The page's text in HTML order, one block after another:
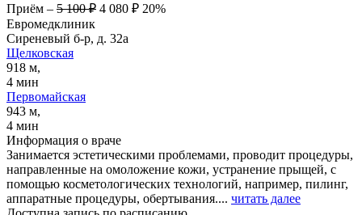
Приём – 5 100 ₽ 4 080 ₽ 20%
Евромедклиник
Сиреневый б-р, д. 32а
Щелковская
918 м,
4 мин
Первомайская
943 м,
4 мин
Информация о враче
Занимается эстетическими проблемами, проводит процедуры,
направленные на омоложение кожи, устранение прыщей, с
помощью косметологических технологий, например, пилинг,
аппаратные процедуры, обертывания.... читать далее